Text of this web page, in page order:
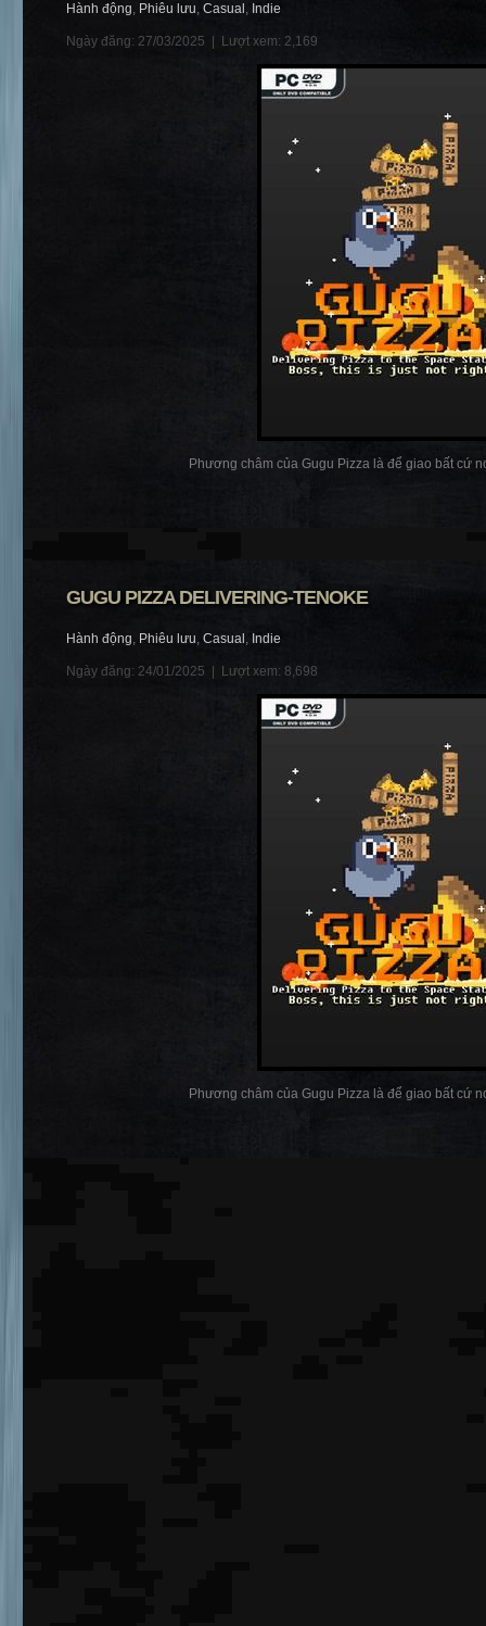
Hành động, Phiêu lưu, Casual , Indie
Ngày đăng: 27/03/2025 | Lượt xem: 2,169
Phương châm của Gugu Pizza là để giao bất cứ
GUGU PIZZA DELIVERING-TENOKE
Hành động, Phiêu lưu, Casual , Indie
Ngày đăng: 24/01/2025 | Lượt xem: 8,698
Phương châm của Gugu Pizza là để giao bất cứ